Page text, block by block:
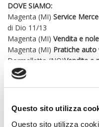
Questo sito utilizza
Questo sito utilizza
DOVE SIAMO:
Magenta (MI) Service
di Dio 11/13
Magenta (MI) Vendita e
Magenta (MI) Pratiche auto
Dormelletto (NO)Vendita e
CONTATTI:
Vendite Dormelletto
Vendite Dealer B2B